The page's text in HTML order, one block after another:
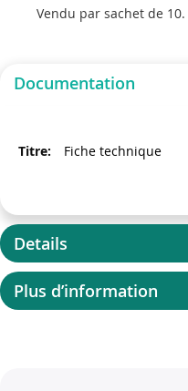
Vendu par sachet de 10.
Documentation
Fiche technique
Details
Plus d’information